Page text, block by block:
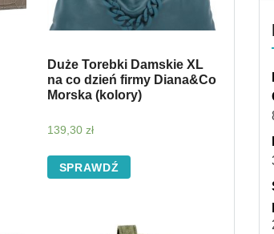
Duże Torebki Damskie XL
na co dzień firmy Diana&Co
Morska (kolory)
139,30zł
SPRAWDŹ